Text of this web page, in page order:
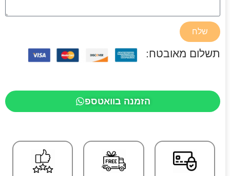
שלח
תשלום מאובטח:
הזמנה בוואטספ